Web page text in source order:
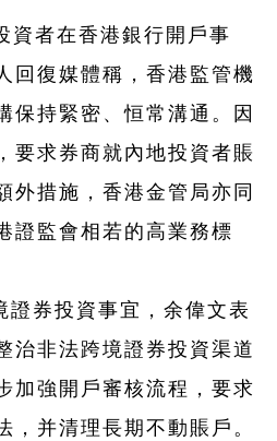
資者在香港銀行開戶事
回復媒體稱，香港監管機
保持緊密、恒常溝通。因
要求券商就內地投資者賬
外措施，香港金管局亦同
證監會相若的高業務標
證券投資事宜，余偉文表
治非法跨境證券投資渠道
加強開戶審核流程，要求
，并清理長期不動賬戶。